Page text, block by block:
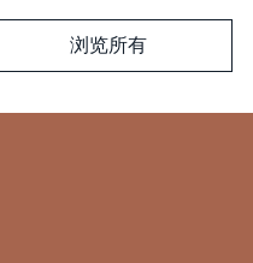
浏览所有